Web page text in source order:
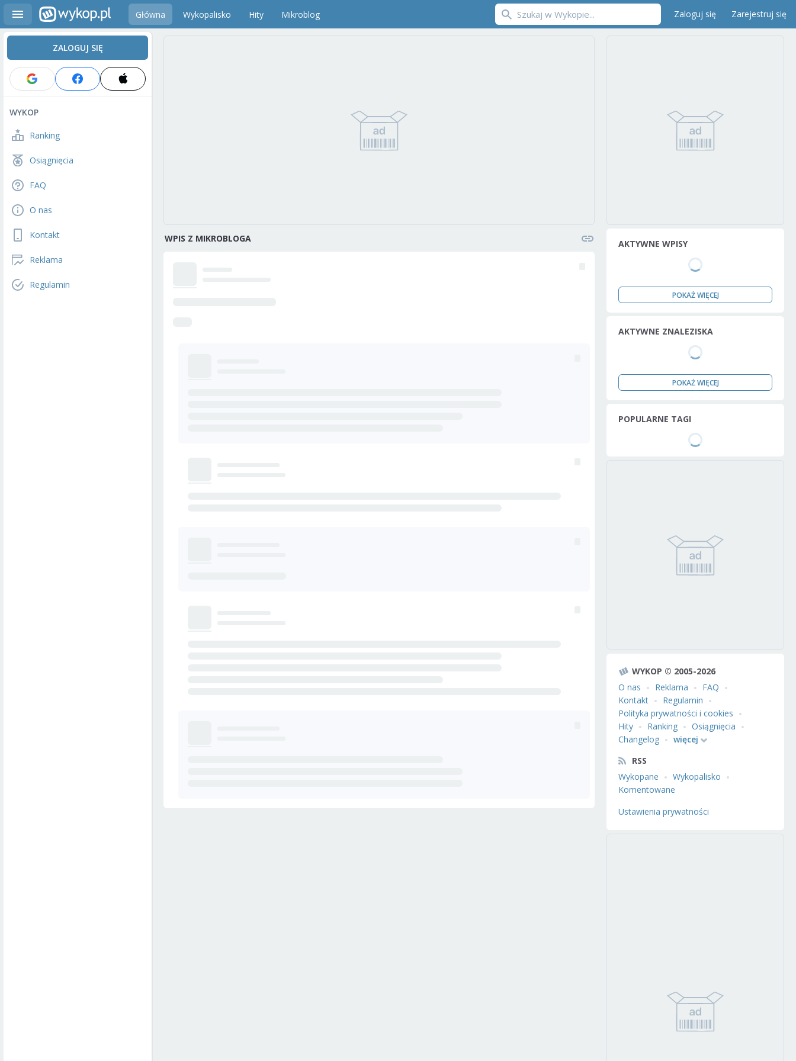
Główna Wykopalisko Hity Mikroblog Zaloguj się Zarejestruj się
ZALOGUJ SIĘ
WYKOP
Ranking
Osiągnięcia
FAQ
O nas
Kontakt
Reklama
Regulamin
WPIS Z MIKROBLOGA AKTYWNE WPISY
POKAŻ WIĘCEJ
AKTYWNE ZNALEZISKA
POKAŻ WIĘCEJ
POPULARNE TAGI
WYKOP © 2005-2026
O nas
Reklama
FAQ
Kontakt
Regulamin
Polityka prywatności i cookies
Hity
Ranking
Osiągnięcia
Changelog
więcej
RSS
Wykopane
Wykopalisko
Komentowane
Ustawienia prywatności